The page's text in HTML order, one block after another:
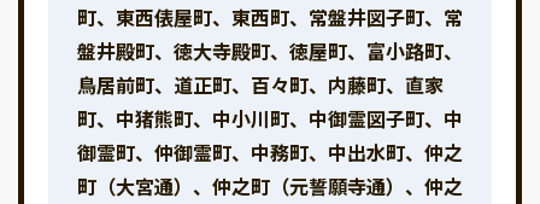
町、東西俵屋町、東西町、常盤井図子町、常
盤井殿町、徳大寺殿町、徳屋町、富小路町、
鳥居前町、道正町、百々町、内藤町、直家
町、中猪熊町、中小川町、中御霊図子町、中
御霊町、仲御霊町、中務町、中出水町、仲之
町（大宮通）、仲之町（元誓願寺通）、仲之